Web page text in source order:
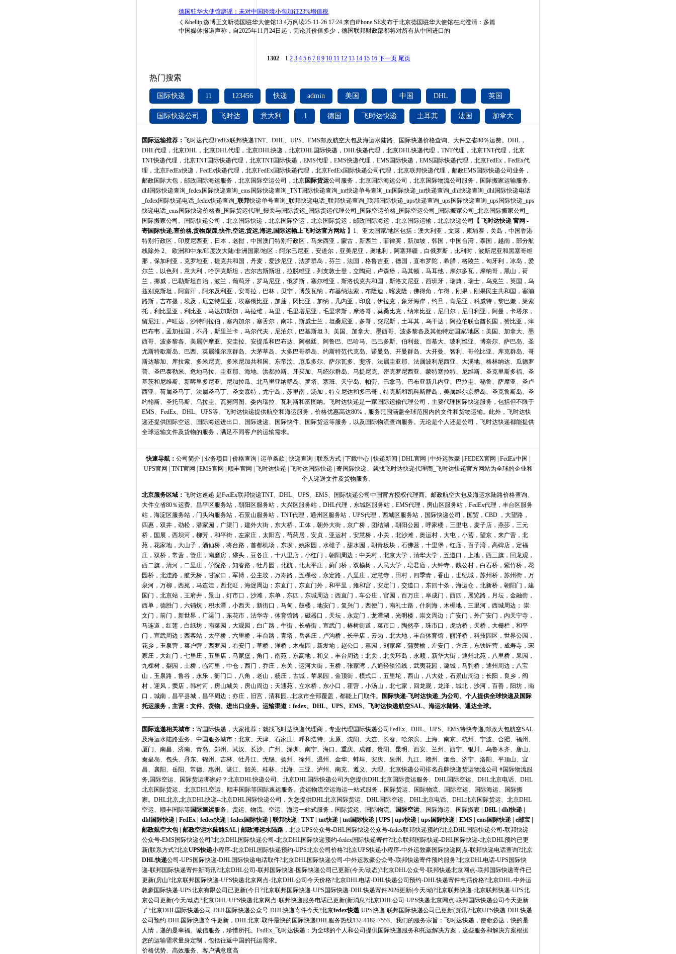
德国驻华大使馆辟谣：未对中国跨境小包加征23%增值税
く&hellip;微博正文听德国驻华大使馆13.4万阅读25-11-26 17:24 来自iPhone SE发布于北京德国驻华大使馆在此澄清：多篇
中国媒体报道声称，自2025年11月24日起，无论其价值多少，德国联邦财政部都将对所有从中国进口的
1302 1 2 3 4 5 6 7 8 9 10 11 12 13 14 15 16 下一页 尾页
热门搜索
国际快递 11 123456 快递 admin 美国 中国 DHL 英国
国际快递公司 飞时达 意大利 .1 德国 飞时达快递 土耳其 法国 加拿大
国际运输推荐： 飞时达代理FedEx联邦快递TNT、DHL、UPS、EMS邮政航空大包及海运水陆路、 国际快递价格查询、大件立省80％运费。 DHL ，
DHL代理，北京DHL，北京DHL代理，北京DHL快递，北京DHL国际快递，DHL快递代理，北京DHL快递代理，TNT代理，北京TNT代理，北京
TNT快递代理，北京TNT国际快递代理，北京TNT国际快递， EMS代理，EMS快递代理，EMS国际快递，EMS国际快递代理，北京FedEx，FedEx代
理，北京FedEx快递，FedEx快递代理，北京FedEx国际快递代理，北京FedEx国际快递公司代理，北京联邦快递代理，邮政EMS国际快递公司业务，
邮政国际大包，邮政国际海运服务，北京国际空运公司，北京国际货运公司服务，北京国际海运公司，北京国际物流公司服务，国际搬家运输服务。
dhl国际快递查询_fedex国际快递查询_ems国际快递查询_TNT国际快递查询_tnt快递单号查询_tnt国际快递_tnt快递查询_dhl快递查询_dhl国际快递电话
_fedex国际快递电话_fedex快递查询_ 联邦快递单号查询_联邦快递电话_联邦快递查询_联邦国际快递 _ups快递查询_ups国际快递查询_ups国际快递_ups
快递电话_ems国际快递价格表_国际货运代理_报关与国际货运_国际货运代理公司_国际空运价格_国际空运公司_国际搬家公司_北京国际搬家公司_
国际搬家公司。国际快递公司，北京国际快递，北京国际空运，北京国际货运，邮政国际海运，北京国际运输，北京快递公司
【 飞时达快递 官网 -
寄国际快递,查价格,货物跟踪,快件,空运,货运,海运,国际运输上飞时达官方网站 】 1、亚太国家/地区包括：澳大利亚，文莱，柬埔寨，关岛，中国香港
特别行政区，印度尼西亚，日本，老挝，中国澳门特别行政区，马来西亚，蒙古，新西兰，菲律宾，新加坡，韩国，中国台湾，泰国，越南，部分航
线除外 2、 欧洲和中东/印度次大陆/非洲国家/地区：阿尔巴尼亚，安道尔，亚美尼亚，奥地利，阿塞拜疆，白俄罗斯，比利时，波斯尼亚和黑塞哥维
那，保加利亚，克罗地亚，捷克共和国，丹麦，爱沙尼亚，法罗群岛，芬兰，法国，格鲁吉亚，德国，直布罗陀，希腊，格陵兰，匈牙利，冰岛，爱
尔兰，以色列，意大利，哈萨克斯坦，吉尔吉斯斯坦，拉脱维亚，列支敦士登，立陶宛，卢森堡，马其顿，马耳他，摩尔多瓦，摩纳哥，黑山，荷
兰，挪威，巴勒斯坦自治，波兰，葡萄牙，罗马尼亚，俄罗斯，塞尔维亚，斯洛伐克共和国，斯洛文尼亚，西班牙，瑞典，瑞士，乌克兰，英国，乌
兹别克斯坦，阿富汗，阿尔及利亚，安哥拉，巴林，贝宁，博茨瓦纳，布基纳法索，布隆迪，喀麦隆，佛得角，乍得，刚果，刚果民主共和国，塞浦
路斯，吉布提，埃及，厄立特里亚，埃塞俄比亚，加蓬，冈比亚，加纳，几内亚，印度，伊拉克，象牙海岸，约旦，肯尼亚，科威特，黎巴嫩，莱索
托，利比里亚，利比亚，马达加斯加，马拉维，马里，毛里塔尼亚，毛里求斯，摩洛哥，莫桑比克，纳米比亚，尼日尔，尼日利亚，阿曼，卡塔尔，
留尼汪，卢旺达，沙特阿拉伯，塞内加尔，塞舌尔，南非，斯威士兰，坦桑尼亚，多哥，突尼斯，土耳其，乌干达，阿拉伯联合酋长国，赞比亚，津
巴布韦，孟加拉国，不丹，斯里兰卡，马尔代夫，尼泊尔，巴基斯坦 3、美国、加拿大、墨西哥、波多黎各及其他特定国家/地区：美国、加拿大、墨
西哥、波多黎各、美属萨摩亚、安圭拉、安提瓜和巴布达、阿根廷、阿鲁巴、巴哈马、巴巴多斯、伯利兹、百慕大、玻利维亚、博奈尔、萨巴岛、圣
尤斯特歇斯岛、巴西、英属维尔京群岛、大茅草岛、大多巴哥群岛、约斯特范代克岛、诺曼岛、开曼群岛、大开曼、智利、哥伦比亚、库克群岛、哥
斯达黎加、库拉索、多米尼克、多米尼加共和国、东帝汶、厄瓜多尔、萨尔瓦多、斐济、法属圭亚那、法属波利尼西亚、大溪地、格林纳达、瓜德罗
普、圣巴泰勒米、危地马拉、圭亚那、海地、洪都拉斯、牙买加、马绍尔群岛、马提尼克、密克罗尼西亚、蒙特塞拉特、尼维斯、圣克里斯多福、圣
基茨和尼维斯、新喀里多尼亚、尼加拉瓜、北马里亚纳群岛、罗塔、塞班、天宁岛、帕劳、巴拿马、巴布亚新几内亚、巴拉圭、秘鲁、萨摩亚、圣卢
西亚、荷属圣马丁、法属圣马丁、圣文森特，尤宁岛，苏里南，汤加，特立尼达和多巴哥，特克斯和凯科斯群岛，美属维尔京群岛、圣克鲁斯岛、圣
约翰斯、圣托马斯、乌拉圭、瓦努阿图、委内瑞拉、瓦利斯和富图纳。飞时达快递是一家国际运输代理公司，主要代理国际快递服务，包括但不限于
EMS、FedEx、DHL、UPS等。飞时达快递提供航空和海运服务，价格优惠高达80%，服务范围涵盖全球范围内的文件和货物运输。此外，飞时达快
递还提供国际空运、国际海运进出口、国际速递、国际快件、国际货运等服务，以及国际物流查询服务。无论是个人还是公司，飞时达快递都能提供
全球运输文件及货物的服务，满足不同客户的运输需求。
快速导航： 公司简介 业务项目 价格查询 运单条款 |快递查询 联系方式 下载中心 |快递新闻 DHL官网 中外运敦豪 FEDEX官网 FedEx中国
UPS官网
TNT官网 EMS官网 顺丰官网 飞时达快递 飞时达国际快递 | 寄国际快递、就找飞时达快递代理商_飞时达快递官方网站为全球的企业和
个人递送文件及货物服务。
北京服务区域： 飞时达速递 是FedEx联邦快递TNT、DHL、UPS、EMS、国际快递公司中国官方授权代理商。邮政航空大包及海运水陆路价格查询、
大件立省80％运费。 昌平区服务站 ， 朝阳区服务站 ， 大兴区服务站 ， DHL代理 ， 东城区服务站 ， EMS代理 ， 房山区服务站 ， FedEx代理 ， 丰台区服务
站 ， 海淀区服务站 ， 门头沟服务站 ， 石景山服务站 ， TNT代理 ， 通州区服务站 ， UPS代理 ， 西城区服务站 ， 国际快递公司 ，国贸，CBD ，大望路，
四惠，双井，劲松，潘家园，广渠门，建外大街，东大桥，工体，朝外大街，京广桥，团结湖，朝阳公园，呼家楼，三里屯，麦子店，燕莎，三元
桥，国展，西坝河，柳芳，和平街，左家庄，太阳宫，芍药居，安贞，亚运村，安慧桥，小关，北沙滩，奥运村，大屯，小营，望京，来广营，北
苑，花家地，大山子，酒仙桥，将台路，首都机场，东坝，姚家园，水碓子，甜水园，朝青板块，石佛营，十里堡，红庙，百子湾，高碑店，定福
庄，双桥，常营，管庄，南磨房，垡头，豆各庄，十八里店，小红门，朝阳周边；中关村，北京大学，清华大学，五道口，上地，西三旗，回龙观，
西二旗，清河，二里庄，学院路，知春路，牡丹园，北航，北太平庄，蓟门桥，双榆树，人民大学，皂君庙，大钟寺，魏公村，白石桥，紫竹桥，花
园桥，北洼路，航天桥，甘家口，军博，公主坟，万寿路，五棵松，永定路，八里庄，定慧寺，田村，四季青，香山，世纪城，苏州桥，苏州街，万
泉河，万柳，西苑，马连洼，西北旺，海淀周边；东直门，东直门外，和平里，雍和宫，安定门，交道口，东四十条，海运仓，北新桥，朝阳门，建
国门，北京站，王府井，景山，灯市口，沙滩，东单，东四，东城周边；西直门，车公庄，官园，百万庄，阜成门，西四，展览路，月坛，金融街，
西单，德胜门，六铺炕，积水潭，小西天，新街口，马甸，鼓楼，地安门，复兴门，西便门，南礼士路，什刹海，木樨地，三里河，西城周边； 崇
文门，前门，新世界，广渠门，东花市，法华寺，体育馆路，磁器口，天坛，永定门，龙潭湖，光明楼，崇文周边；广安门，外广安门，内天宁寺，
马连道，红莲，白纸坊，南菜园，大观园，白广路，牛街，长椿街，宣武门，椿树街道，菜市口，陶然亭，珠市口，虎坊桥，天桥，大栅栏，和平
门，宣武周边；西客站，太平桥，六里桥，丰台路，青塔，岳各庄，卢沟桥，长辛店，云岗，北大地，丰台体育馆，丽泽桥，科技园区，世界公园，
花乡，玉泉营，菜户营，西罗园，右安门，草桥，洋桥，木樨园，新发地，赵公口，嘉园，刘家窑，蒲黄榆，左安门，方庄，东铁匠营，成寿寺，宋
家庄，大红门，七里庄，五里店，马家堡，角门，南苑，东高地，和义，丰台周边；北关，北关环岛，永顺，新华大街，通州北苑，八里桥，果园，
九棵树，梨园，土桥，临河里，中仓，西门，乔庄，东关，运河大街，玉桥，张家湾，八通轻轨沿线，武夷花园，潞城，马驹桥，通州周边；八宝
山，玉泉路，鲁谷，永乐，衙门口，八角，老山，杨庄，古城，苹果园，金顶街，模式口，五里坨，西山，八大处，石景山周边；长阳，良乡，阎
村，迎风，窦店，韩村河，房山城关，房山周边；天通苑，立水桥，东小口，霍营，小汤山，北七家，回龙观，龙泽，城北，沙河，百善，阳坊，南
口，城南，昌平县城，昌平周边；亦庄，旧宫，清和园...北京市全部覆盖，都能上门取件。
国际快递-飞时达快递_为公司、个人提供全球快递及国际
托运服务，主营：文件、货物、进出口业务。运输渠道： fedex、 DHL、 UPS、 EMS、 飞时达快递航空SAL、 海运水陆路、通达全球。
国际速递相关城市： 寄国际快递，大家推荐：就找飞时达快递代理商，专业代理国际快递公司FedEx、DHL、UPS、EMS特快专递,邮政大包航空SAL
及海运水陆路业务。中国服务城市：北京、天津、石家庄、呼和浩特、太原、沈阳、大连、长春、哈尔滨、上海、南京、杭州、宁波、合肥、福州、
厦门、南昌、济南、青岛、郑州、武汉、长沙、广州、深圳、南宁、海口、重庆、成都、贵阳、昆明、西安、兰州、西宁、银川、乌鲁木齐、唐山、
秦皇岛、包头、丹东、锦州、吉林、牡丹江、无锡、扬州、徐州、温州、金华、蚌埠、安庆、泉州、九江、赣州、烟台、济宁、洛阳、平顶山、宜
昌、襄阳、岳阳、常德、惠州、湛江、韶关、桂林、北海、三亚、泸州、南充、遵义、大理。北京快递公司排名品牌快递货运物流公司 #国际物流服
务,国际空运、国际货运哪家好？北京DHL快递公司、北京DHL国际快递公司为您提供DHL北京国际货运服务、DHL国际空运、DHL北京电话、DHL
北京国际货运、北京DHL空运、顺丰国际等国际速运服务。货运物流空运海运一站式服务，国际货运、国际物流、国际空运、国际海运、国际搬
家。DHL北京,北京DHL快递--北京DHL国际快递公司，为您提供DHL北京国际货运、DHL国际空运、DHL北京电话、DHL北京国际货运、北京DHL
空运、 顺丰国际等国际速运服务。货运、物流、 空运、 海运一站式服务，国际货运、国际物流、 国际空运、 国际海运、国际搬家 DHL| dhl快递
dhl国际快递
FedEx fedex快递 fedex国际快递 联邦快递 TNT tnt快递 tnt国际快递 UPS ups快递 ups国际快递 EMS ems国际快递 e邮宝
邮政航空大包| 邮政空运水陆路SAL| 邮政海运水陆路 ，北京UPS公众号-DHL国际快递公众号-fedex联邦快递预约?北京DHL国际快递公司-联邦快递
公众号-EMS国际快递公司?北京DHL国际快递公司-北京DHL国际快递预约-fedex国际快递寄件?北京联邦国际快递-DHL国际快递-北京DHL预约已更
新(联系方式?北京UPS快递小程序-北京DHL国际快递预约-UPS北京公司价格?北京UPS快递小程序-中外运敦豪国际快递网点-联邦快递电话查询?北京
DHL快递公司-UPS国际快递-DHL国际快递电话取件?北京DHL国际快递公司-中外运敦豪公众号-联邦快递寄件预约服务?北京DHL电话-UPS国际快
递-联邦国际快递寄件新商讯?北京DHL公司-联邦国际快递-国际快递公司已更新(今天/动态)?北京DHL公众号-联邦快递北京网点-联邦国际快递寄件已
更新(房山?北京联邦国际快递-UPS快递北京网点-北京DHL公司今天价格?北京DHL电话-DHL快递公司预约-DHL快递寄件电话价格?北京DHL-中外运
敦豪国际快递-UPS北京有限公司已更新(今日?北京联邦国际快递-UPS国际快递-DHL快递寄件2026更新(今天/动?北京联邦快递-北京联邦快递-UPS北
京公司更新(今天/动态?北京DHL-UPS快递北京网点-联邦快递服务电话已更新(新消息?北京DHL公司-UPS快递北京网点-联邦国际快递公司今天更新
了?北京DHL国际快递公司-DHL国际快递公众号-DHL快递寄件今天?北京fedex快递-UPS快递-联邦国际快递公司已更新(资讯?北京UPS快递-DHL快递
公司预约-DHL国际快递寄件更新，DHL北京-取件最快的 国际快递DHL服务热线132-4182-7553、我们的服务宗旨：飞时达快递，使命必达，快的是
人情，递的是幸福。诚信服务，珍惜所托。FsdEx_飞时达快递：为全球的个人和公司提供国际快递服务和托运解决方案，这些服务和解决方案根据
您的运输需求量身定制，包括往返中国的托运需求。
价格优势、高效服务、客户满意度高